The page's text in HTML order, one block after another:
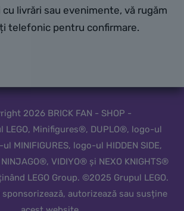
livrări sau evenimente, vă rugăm
telefonic pentru confirmare.
2026 BRICK FAN - SHOP -
LEGO, Minifigures®, DUPLO®, logo-ul
MINIFIGURES, logo-ul HIDDEN SIDE,
VIDIYO® și NEXO KNIGHTS®
LEGO Group. ©2025 Grupul LEGO.
sponsorizează, autorizează sau susține